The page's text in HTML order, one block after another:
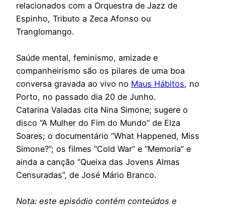
relacionados com a Orquestra de Jazz de
Espinho, Tributo a Zeca Afonso ou
Tranglomango.
Saúde mental, feminismo, amizade e
companheirismo são os pilares de uma boa
conversa gravada ao vivo no Maus Hábitos, no
Porto, no passado dia 20 de Junho.
Catarina Valadas cita Nina Simone; sugere o
disco “A Mulher do Fim do Mundo” de Elza
Soares; o documentário “What Happened, Miss
Simone?”; os filmes “Cold War” e “Memoria” e
ainda a canção “Queixa das Jovens Almas
Censuradas”, de José Mário Branco.
Nota: este episódio contém conteúdos e